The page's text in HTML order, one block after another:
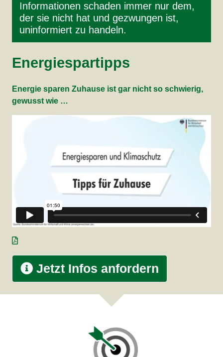
Informationen schaden immer nur dem,
der sie nicht hat und gezwungen ist,
uninformiert zu handeln.
Energiespartipps
Energie sparen Zuhause ist gar nicht so schwierig,
gewusst wie …
Jetzt Infos anfordern